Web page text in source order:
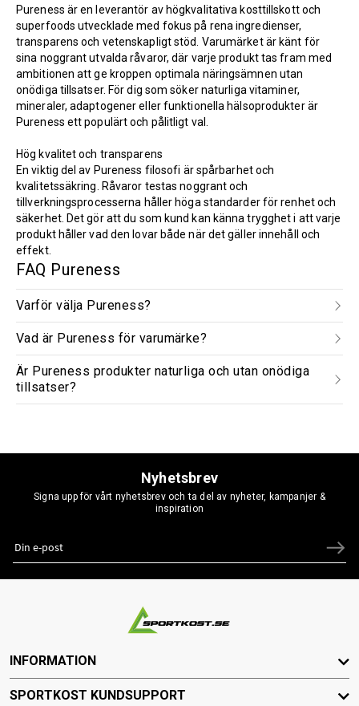
Pureness är en leverantör av högkvalitativa kosttillskott och
superfoods utvecklade med fokus på rena ingredienser,
transparens och vetenskapligt stöd. Varumärket är känt för
sina noggrant utvalda råvaror, där varje produkt tas fram med
ambitionen att ge kroppen optimala näringsämnen utan
onödiga tillsatser. För dig som söker naturliga vitaminer,
mineraler, adaptogener eller funktionella hälsoprodukter är
Pureness ett populärt och pålitligt val.
Hög kvalitet och transparens
En viktig del av Pureness filosofi är spårbarhet och
kvalitetssäkring. Råvaror testas noggrant och
tillverkningsprocesserna håller höga standarder för renhet och
säkerhet. Det gör att du som kund kan känna trygghet i att varje
produkt håller vad den lovar både när det gäller innehåll och
effekt.
FAQ Pureness
Varför välja Pureness?
Vad är Pureness för varumärke?
Är Pureness produkter naturliga och utan onödiga
tillsatser?
Nyhetsbrev
Signa upp för vårt nyhetsbrev och ta del av nyheter, kampanjer &
inspiration
INFORMATION
SPORTKOST KUNDSUPPORT